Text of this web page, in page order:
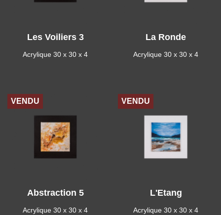
Les Voiliers 3
Acrylique 30 x 30 x 4
La Ronde
Acrylique 30 x 30 x 4
Abstraction 5
Acrylique 30 x 30 x 4
VENDU
L'Etang
Acrylique 30 x 30 x 4
VENDU